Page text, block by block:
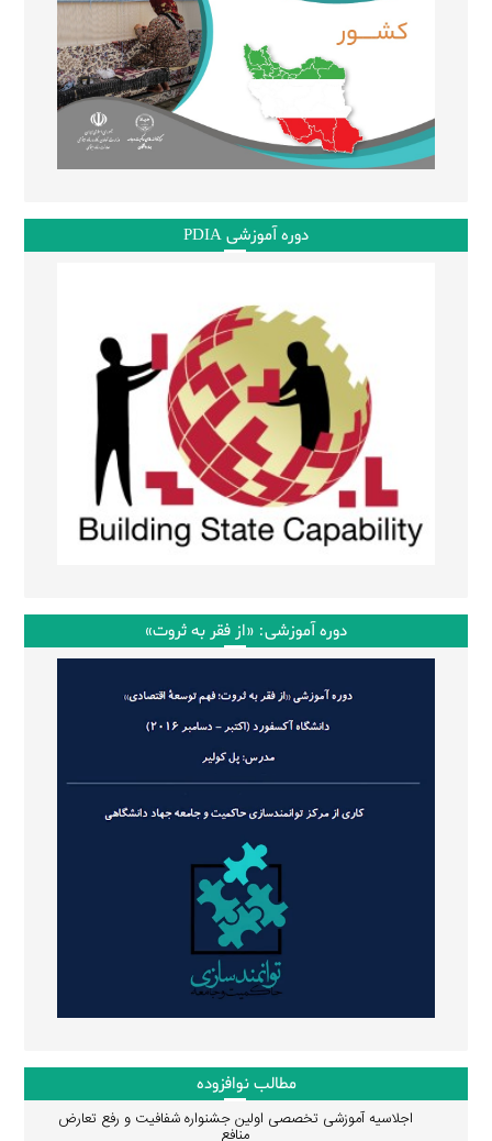
دوره آموزشی PDIA
دوره آموزشی: «از فقر به ثروت»
مطالب نوافزوده
اجلاسیه آموزشی تخصصی اولین جشنواره شفافیت و رفع تعارض
منافع